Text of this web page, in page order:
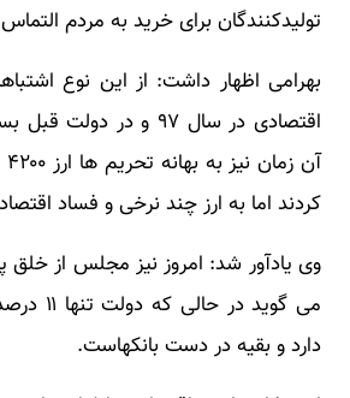
تولیدکنندگان برای خرید به مردم
بهرامی اظهار داشت: از این نوع
اقتصادی در سال ۹۷ و در
کردند اما به ارز چند نرخی و فساد
وی یادآور شد: امروز نیز مجلس از
می گوید
دارد و بقیه در دست بانکهاست.